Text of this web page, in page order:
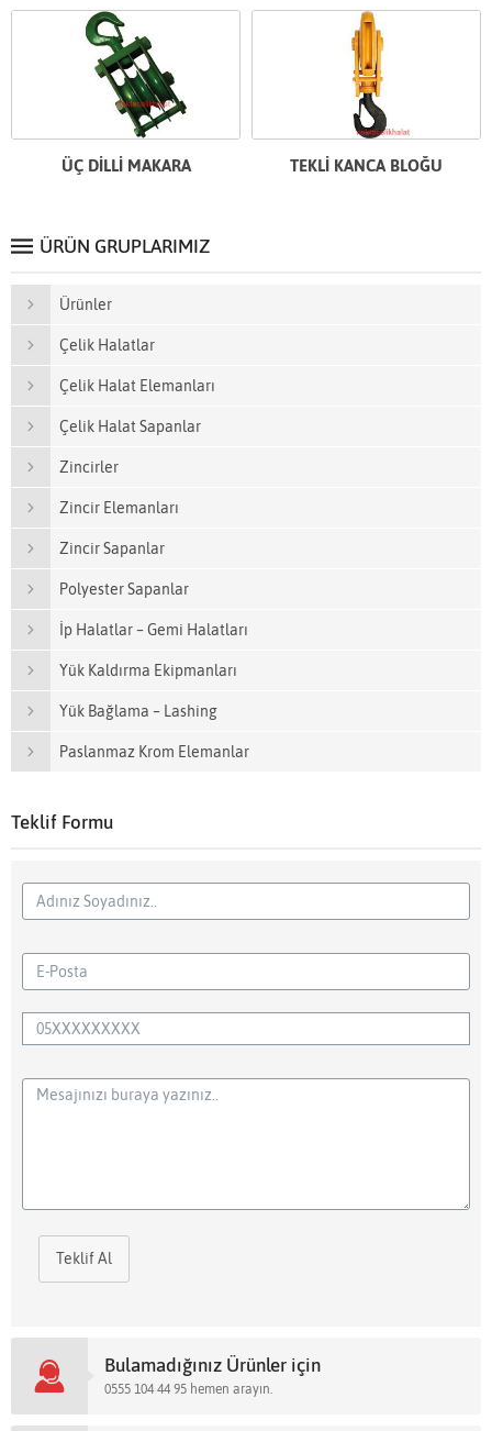
ÜÇ DİLLİ MAKARA TEKLİ KANCA BLOĞU
ÜRÜN GRUPLARIMIZ
Ürünler
Çelik Halatlar
Çelik Halat Elemanları
Çelik Halat Sapanlar
Zincirler
Zincir Elemanları
Zincir Sapanlar
Polyester Sapanlar
İp Halatlar – Gemi Halatları
Yük Kaldırma Ekipmanları
Yük Bağlama – Lashing
Paslanmaz Krom Elemanlar
Teklif Formu
Teklif Al
Bulamadığınız Ürünler için
0555 104 44 95 hemen arayın.